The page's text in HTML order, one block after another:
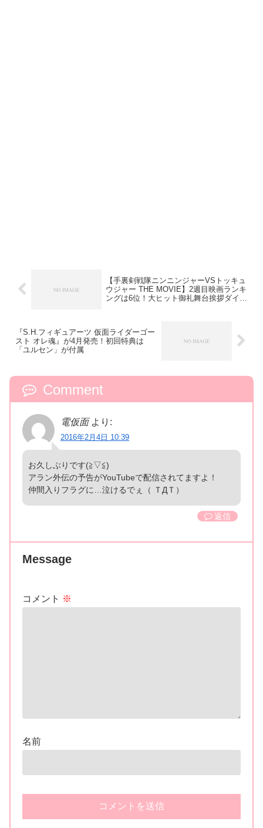
【手裏剣戦隊ニンニンジャーVSトッキュ
ウジャー THE MOVIE】2週目映画ランキ
ングは6位！大ヒット御礼舞台挨拶ダイジ
『S.H.フィギュアーツ 仮面ライダーゴー
スト オレ魂』が4月発売！初回特典は
「ユルセン」が付属
Comment
電仮面 より:
2016年2月4日 10:39
お久しぶりです(≧▽≦)
アラン外伝の予告がYouTubeで配信されてますよ！
仲間入りフラグに…泣けるでぇ（ ＴДＴ）
返信
Message
コメント ※
名前